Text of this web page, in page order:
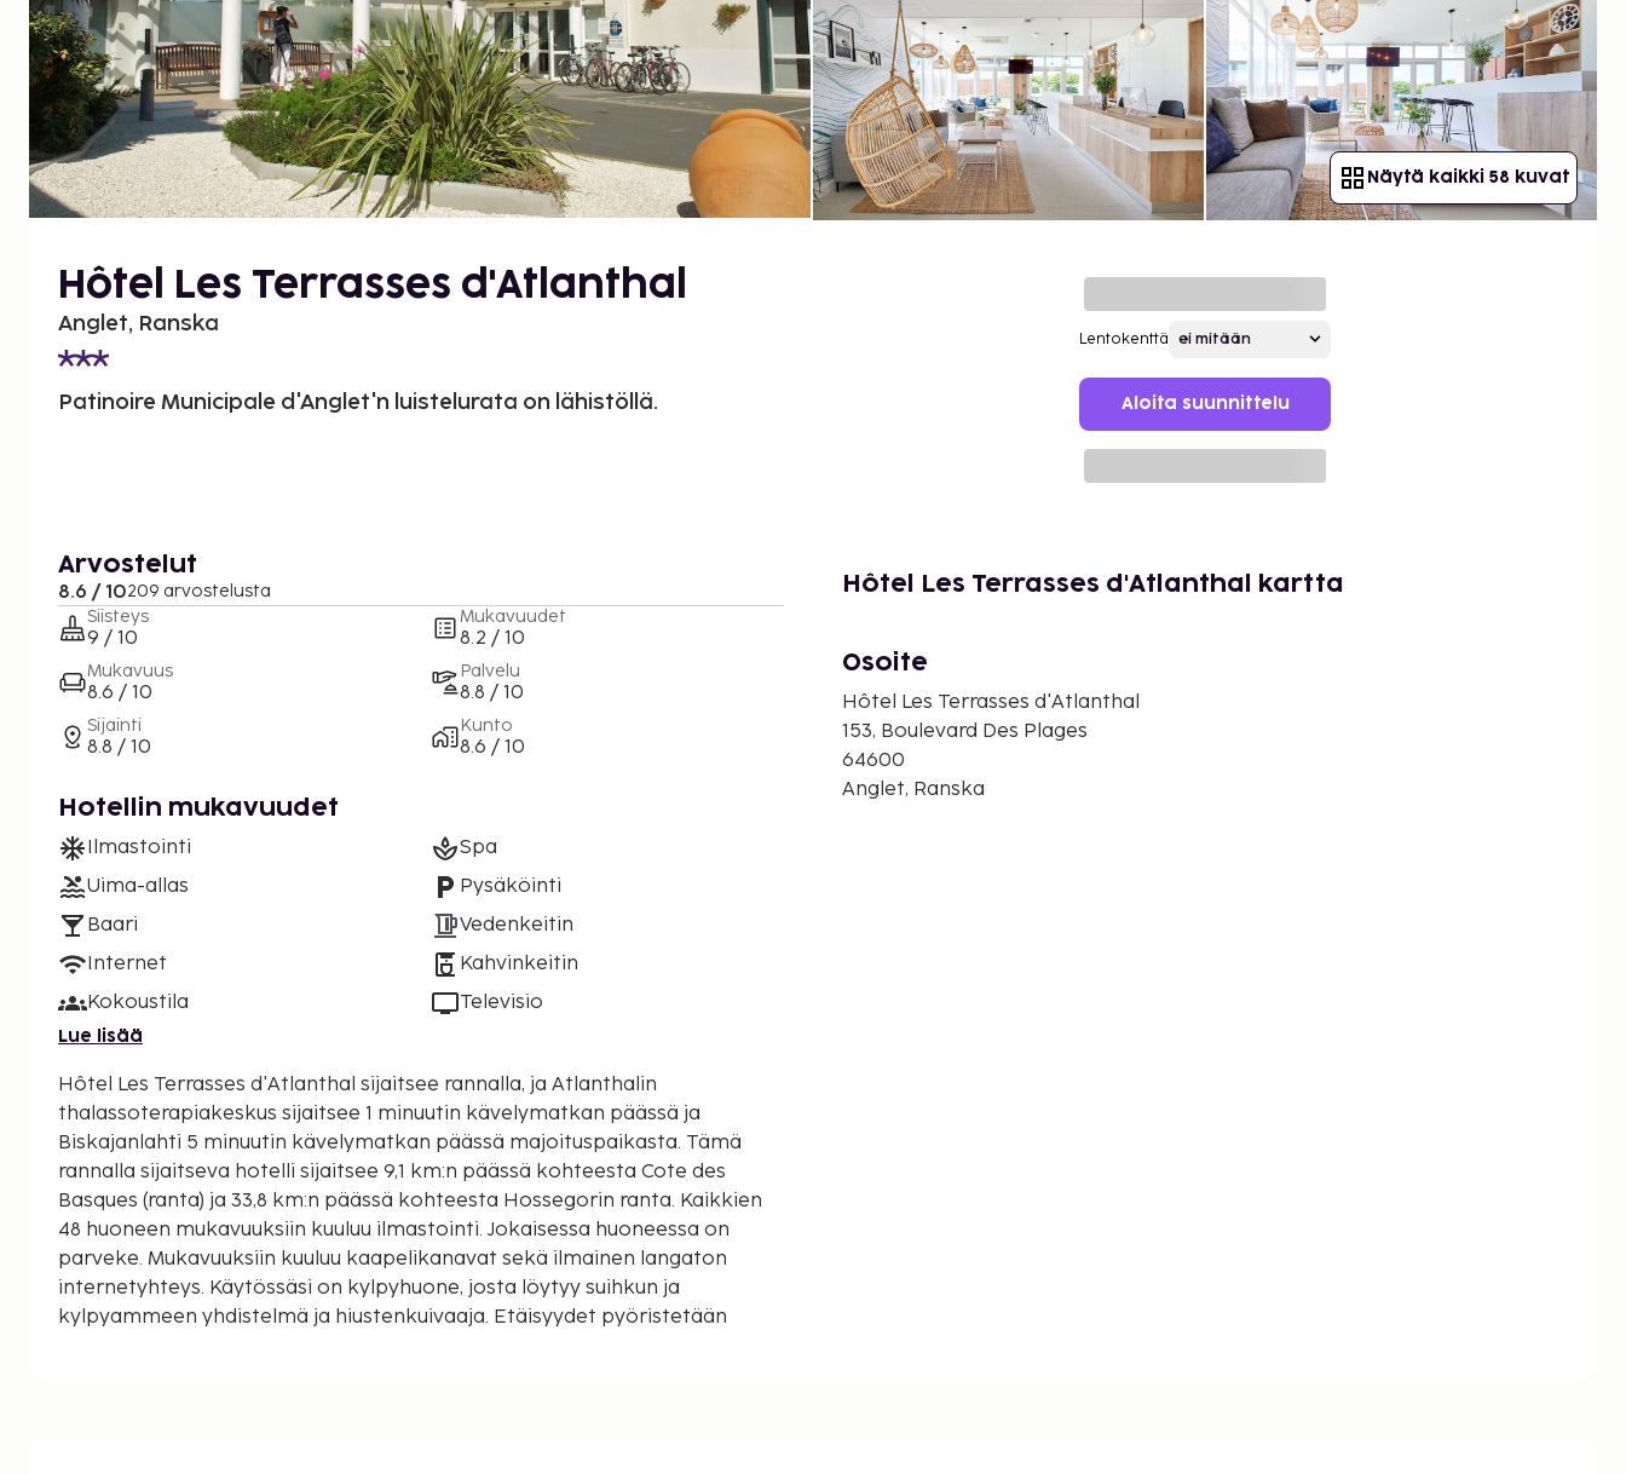
Näytä kaikki 58 kuvat
Hôtel Les Terrasses d'Atlanthal
Anglet, Ranska
Patinoire Municipale d'Anglet'n luistelurata on lähistöllä.
Lentokenttä
Aloita suunnittelu
Arvostelut
8.6 / 10209 arvostelusta
Siisteys
9 / 10
Mukavuus
8.6 / 10
Sijainti
8.8 / 10
Mukavuudet
8.2 / 10
Palvelu
8.8 / 10
Kunto
8.6 / 10
Hotellin mukavuudet
Ilmastointi
Uima-allas
Baari
Internet
Kokoustila
Spa
Pysäköinti
Vedenkeitin
Kahvinkeitin
Televisio
Lue lisää
Hôtel Les Terrasses d'Atlanthal sijaitsee rannalla, ja Atlanthalin
thalassoterapiakeskus sijaitsee 1 minuutin kävelymatkan päässä ja
Biskajanlahti 5 minuutin kävelymatkan päässä majoituspaikasta. Tämä
rannalla sijaitseva hotelli sijaitsee 9,1 km:n päässä kohteesta Cote des
Basques (ranta) ja 33,8 km:n päässä kohteesta Hossegorin ranta. Kaikkien
48 huoneen mukavuuksiin kuuluu ilmastointi. Jokaisessa huoneessa on
parveke. Mukavuuksiin kuuluu kaapelikanavat sekä ilmainen langaton
internetyhteys. Käytössäsi on kylpyhuone, josta löytyy suihkun ja
kylpyammeen yhdistelmä ja hiustenkuivaaja. Etäisyydet pyöristetään
Hôtel Les Terrasses d'Atlanthal kartta
Osoite
Hôtel Les Terrasses d'Atlanthal
153, Boulevard Des Plages
64600
Anglet, Ranska